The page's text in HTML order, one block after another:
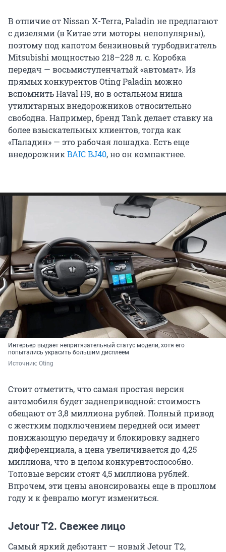
В отличие от Nissan X-Terra, Paladin не предлагают
с дизелями (в Китае эти моторы непопулярны),
поэтому под капотом бензиновый турбодвигатель
Mitsubishi мощностью 218–228 л. с. Коробка
передач — восьмиступенчатый «автомат». Из
прямых конкурентов Oting Paladin можно
вспомнить Haval H9, но в остальном ниша
утилитарных внедорожников относительно
свободна. Например, бренд Tank делает ставку на
более взыскательных клиентов, тогда как
«Паладин» — это рабочая лошадка. Есть еще
внедорожникBAIC BJ40, но он компактнее.
Интерьер выдает непритязательный статус модели, хотя его
попытались украсить большим дисплеем
Источник: Oting
Стоит отметить, что самая простая версия
автомобиля будет заднеприводной: стоимость
обещают от 3,8 миллиона рублей. Полный привод
с жестким подключением передней оси имеет
понижающую передачу и блокировку заднего
дифференциала, а цена увеличивается до 4,25
миллиона, что в целом конкурентоспособно.
Топовые версии стоят 4,5 миллиона рублей.
Впрочем, эти цены анонсированы еще в прошлом
году и к февралю могут измениться.
Jetour T2. Свежее лицо
Самый яркий дебютант — новый Jetour T2,